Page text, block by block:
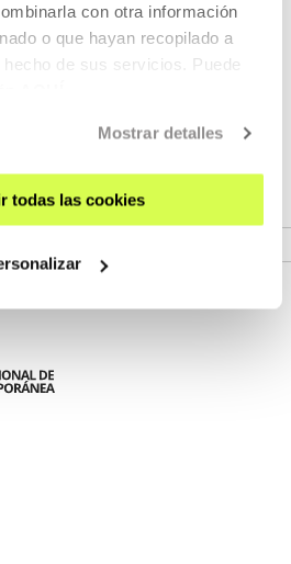
con otra información
o que hayan recopilado a
de sus servicios. Puede
Mostrar detalles
todas las cookies
un ecosistema de